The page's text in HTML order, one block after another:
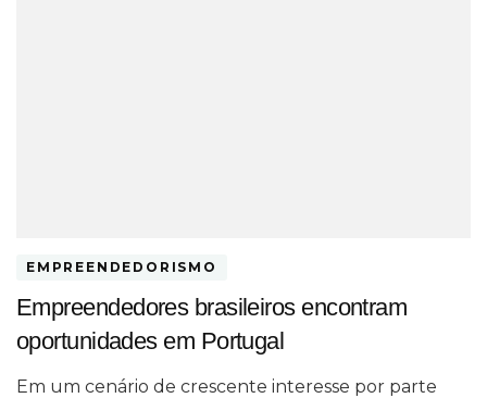
EMPREENDEDORISMO
Empreendedores brasileiros encontram
oportunidades em Portugal
Em um cenário de crescente interesse por parte